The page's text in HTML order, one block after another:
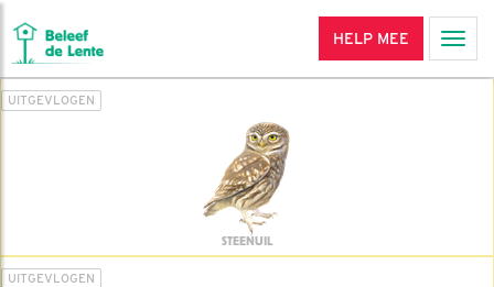
HELP MEE
UITGEVLOGEN
STEENUIL
UITGEVLOGEN